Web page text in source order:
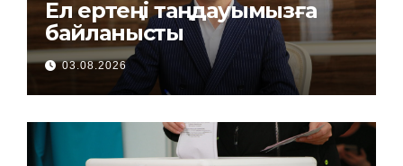
Ел ертеңі таңдауымызға
байланысты
03.08.2026